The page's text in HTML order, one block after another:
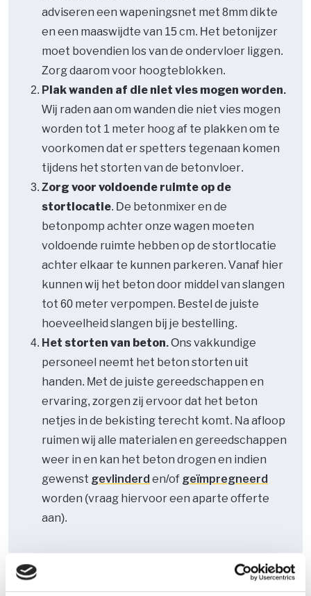
adviseren een wapeningsnet met 8mm dikte
en een maaswijdte van 15 cm. Het betonijzer
moet bovendien los van de ondervloer liggen.
Zorg daarom voor hoogteblokken.
Plak wanden af die niet vies mogen worden.
Wij raden aan om wanden die niet vies mogen
worden tot 1 meter hoog af te plakken om te
voorkomen dat er spetters tegenaan komen
tijdens het storten van de betonvloer.
Zorg voor voldoende ruimte op de
stortlocatie. De betonmixer en de
betonpomp achter onze wagen moeten
voldoende ruimte hebben op de stortlocatie
achter elkaar te kunnen parkeren. Vanaf hier
kunnen wij het beton door middel van slangen
tot 60 meter verpompen. Bestel de juiste
hoeveelheid slangen bij je bestelling.
Het storten van beton.Ons vakkundige
personeel neemt het beton storten uit
handen. Met de juiste gereedschappen en
ervaring, zorgen zij ervoor dat het beton
netjes in de bekisting terecht komt. Na afloop
ruimen wij alle materialen en gereedschappen
weer in en kan het beton drogen en indien
gewenst gevlinderd en/of geïmpregneerd
worden (vraag hiervoor een aparte offerte
aan).